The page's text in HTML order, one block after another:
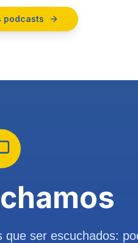
podcasts
ser escuchados: